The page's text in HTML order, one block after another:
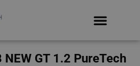
NEW GT 1.2 PureTech